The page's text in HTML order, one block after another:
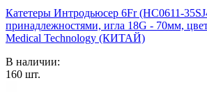
Катетеры Интродьюсер 6Fr (HC0611-
принадлежностями, игла 18G - 70мм,
Medical Technology (КИТАЙ)
В наличии:
160 шт.